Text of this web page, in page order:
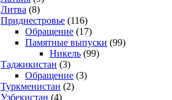
Литва (8)
Приднестровье (116)
Обращение (17)
Памятные выпуски (99)
Никель (99)
Таджикистан (3)
Обращение (3)
Туркменистан (2)
Узбекистан (4)